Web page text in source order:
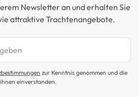
Newsletter an und erhalten Sie
attraktive Trachtenangebote.
zur Kenntnis genommen und die
einverstanden.